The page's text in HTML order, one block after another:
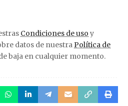
Condiciones de uso y
datos de nuestraPolítica de
baja en cualquier momento.